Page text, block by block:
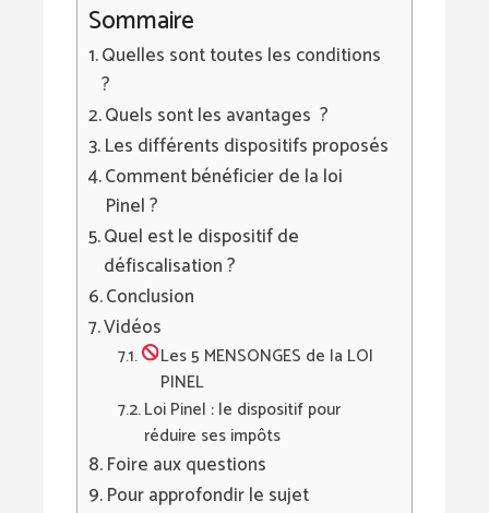
Sommaire
Quelles sont toutes les conditions
?
Quels sont les avantages ?
Les différents dispositifs proposés
Comment bénéficier de la loi
Pinel ?
Quel est le dispositif de
défiscalisation ?
Conclusion
Vidéos
Les 5 MENSONGES de la LOI
PINEL
Loi Pinel : le dispositif pour
réduire ses impôts
Foire aux questions
Pour approfondir le sujet